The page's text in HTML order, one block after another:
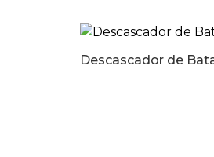
Descascador de